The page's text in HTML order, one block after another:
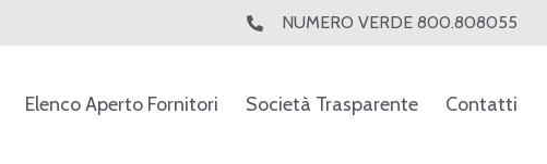
NUMERO VERDE 800.808055
Elenco Aperto Fornitori Società Trasparente Contatti